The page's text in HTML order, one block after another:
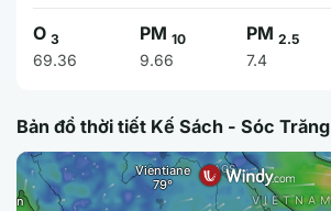
O 3
69.36
PM 10
9.66
PM 2.5
7.4
Bản đồ thời tiết Kế Sách - Sóc Trăng